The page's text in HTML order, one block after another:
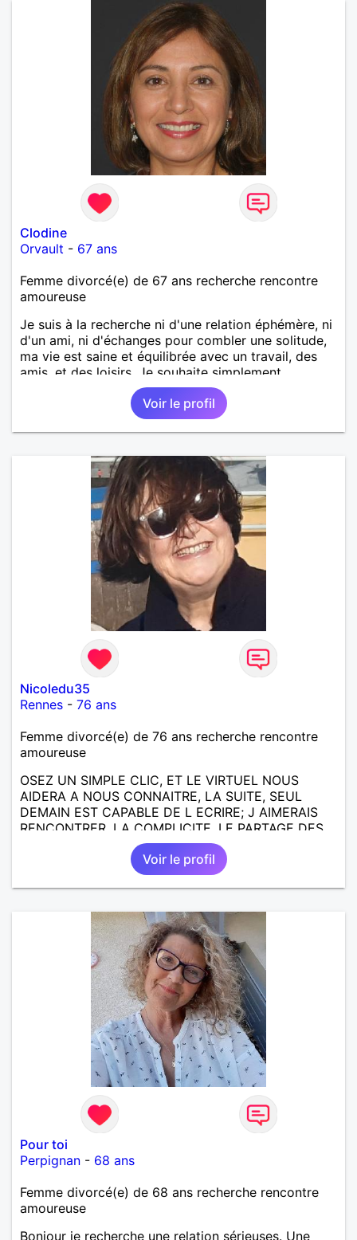
Clodine
Orvault - 67 ans
Femme divorcé(e) de 67 ans recherche rencontre
amoureuse
Je suis à la recherche ni d'une relation éphémère, ni
d'un ami, ni d'échanges pour combler une solitude,
ma vie est saine et équilibrée avec un travail, des
amis, et des loisirs. Je souhaite simplement
rencontrer un homme de la région de Orvault qui
recherche une relation sérieuse !
Voir le profil
Nicoledu35
Rennes - 76 ans
Femme divorcé(e) de 76 ans recherche rencontre
amoureuse
OSEZ UN SIMPLE CLIC, ET LE VIRTUEL NOUS
AIDERA A NOUS CONNAITRE, LA SUITE, SEUL
DEMAIN EST CAPABLE DE L ECRIRE; J AIMERAIS
RENCONTRER, LA COMPLICITE, LE PARTAGE DES
BELLES CHOSES DE LA VIE : BALADES, VOYAGES
EN FRANCE OU AILLEURS. ETRE A L ECOUTE DE L
AUTRE, ET LA VIE SERA PLUS BELLE
ENCORE.....................
Voir le profil
Pour toi
Perpignan - 68 ans
Femme divorcé(e) de 68 ans recherche rencontre
amoureuse
Bonjour je recherche une relation sérieuses. Une